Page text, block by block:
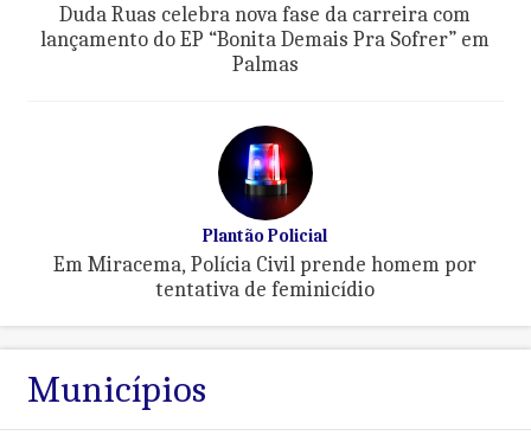
Duda Ruas celebra nova fase da carreira com
lançamento do EP “Bonita Demais Pra Sofrer” em
Palmas
Plantão Policial
Em Miracema, Polícia Civil prende homem por
tentativa de feminicídio
Municípios